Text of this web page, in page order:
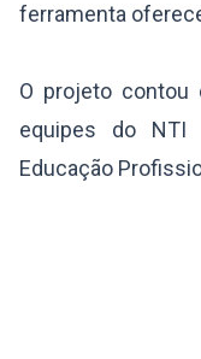
ferramenta
O projeto contou
equipes do NTI
Educação